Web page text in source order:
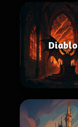
Diablo